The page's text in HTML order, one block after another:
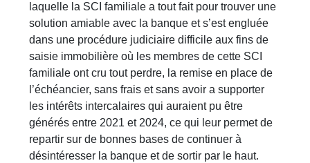
laquelle la SCI familiale a tout fait pour trouver une
solution amiable avec la banque et s’est engluée
dans une procédure judiciaire difficile aux fins de
saisie immobilière où les membres de cette SCI
familiale ont cru tout perdre, la remise en place de
l’échéancier, sans frais et sans avoir a supporter
les intérêts intercalaires qui auraient pu être
générés entre 2021 et 2024, ce qui leur permet de
repartir sur de bonnes bases de continuer à
désintéresser la banque et de sortir par le haut.